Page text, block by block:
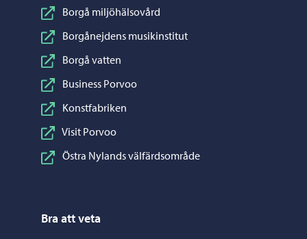
Borgå miljöhälsovård
Borgånejdens musikinstitut
Borgå vatten
Business Porvoo
Konstfabriken
Visit Porvoo
Östra Nylands välfärdsområde
Bra att veta